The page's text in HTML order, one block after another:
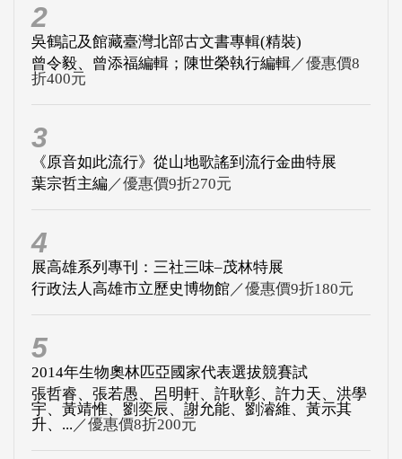
2
吳鶴記及館藏臺灣北部古文書專輯(精裝)
曾令毅、曾添福編輯；陳世榮執行編輯／優惠價8
折400元
3
《原音如此流行》從山地歌謠到流行金曲特展
葉宗哲主編 ／優惠價9折270元
4
展高雄系列專刊：三社三味–茂林特展
行政法人高雄市立歷史博物館／優惠價9折180元
5
2014年生物奧林匹亞國家代表選拔競賽試
張哲睿、張若愚、呂明軒、許耿彰、許力天、洪學
宇、黃靖惟、劉奕辰、謝允能、劉濬維、黃示其
升、... ／優惠價8折200元